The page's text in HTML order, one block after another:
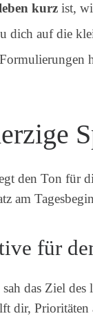
kurz ist,
dich auf die
den Ton für
am
für
das Ziel des
dir, Prioritäten